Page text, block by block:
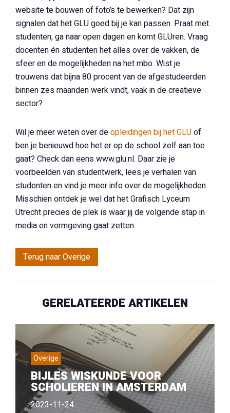
website te bouwen of foto’s te bewerken? Dat zijn
signalen dat het GLU goed bij je kan passen. Praat met
studenten, ga naar open dagen en komt GLUren. Vraag
docenten én studenten het alles over de vakken, de
sfeer en de mogelijkheden na het mbo. Wist je
trouwens dat bijna 80 procent van de afgestudeerden
binnen zes maanden werk vindt, vaak in de creatieve
sector?
Wil je meer weten over deopleidingen bij het GLUof
ben je benieuwd hoe het er op de school zelf aan toe
gaat? Check dan eens www.glu.nl. Daar zie je
voorbeelden van studentwerk, lees je verhalen van
studenten en vind je meer info over de mogelijkheden.
Misschien ontdek je wel dat het Grafisch Lyceum
Utrecht precies de plek is waar jij de volgende stap in
media en vormgeving gaat zetten.
Terug naar Overige
GERELATEERDE ARTIKELEN
Overige
BIJLES WISKUNDE VOOR
SCHOLIEREN IN AMSTERDAM
2023-11-24